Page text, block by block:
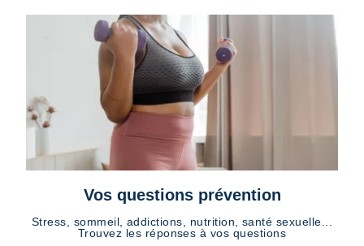
Vos questions prévention
Stress, sommeil, addictions, nutrition, santé sexuelle...
Trouvez les réponses à vos questions